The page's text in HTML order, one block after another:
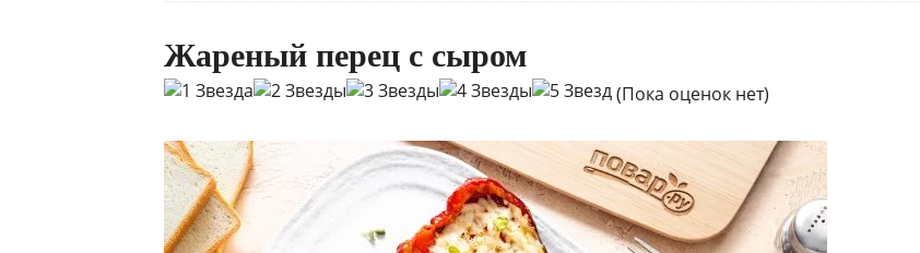
Жареный перец с сыром
(Пока оценок нет)